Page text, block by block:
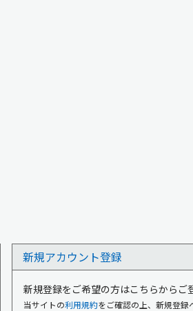
新規アカウント登録
新規登録をご希望の方はこちらからご
当サイトの利用規約をご確認の上、新規登録